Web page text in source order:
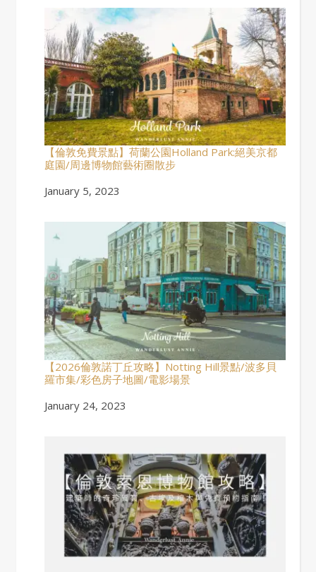
【倫敦免費景點】荷蘭公園Holland Park:絕美京都
庭園/周邊博物館藝術圈散步
Date
January 5, 2023
【2026倫敦諾丁丘攻略】Notting Hill景點/波多貝
羅市集/彩色房子地圖/電影場景
Date
January 24, 2023